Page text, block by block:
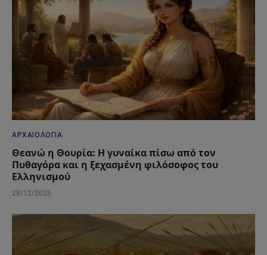
ΑΡΧΑΙΟΛΟΓΊΑ
Θεανώ η Θουρία: Η γυναίκα πίσω από τον
Πυθαγόρα και η ξεχασμένη φιλόσοφος του
Ελληνισμού
28/12/2025